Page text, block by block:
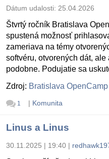
Dátum udalosti: 25.04.2026
Štvrtý ročník Bratislava
spustená možnosť
zameriava na témy
softvéru, otvorených dát,
podobne. Podujatie sa
Zdroj: Bratislava OpenCamp
1 | Komunita
Linus a Linus
30.11.2025 | 19:40 |